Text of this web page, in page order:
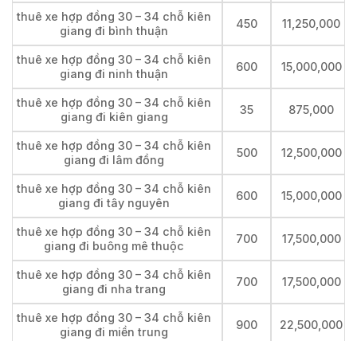
thuê xe hợp đồng 30 – 34 chỗ kiên
giang đi bình thuận
450 11,250,000
thuê xe hợp đồng 30 – 34 chỗ kiên
giang đi ninh thuận
600 15,000,000
thuê xe hợp đồng 30 – 34 chỗ kiên
giang đi kiên giang
35 875,000
thuê xe hợp đồng 30 – 34 chỗ kiên
giang đi lâm đồng
500 12,500,000
thuê xe hợp đồng 30 – 34 chỗ kiên
giang đi tây nguyên
600 15,000,000
thuê xe hợp đồng 30 – 34 chỗ kiên
giang đi buông mê thuộc
700 17,500,000
thuê xe hợp đồng 30 – 34 chỗ kiên
giang đi nha trang
700 17,500,000
thuê xe hợp đồng 30 – 34 chỗ kiên
giang đi miền trung
900 22,500,000